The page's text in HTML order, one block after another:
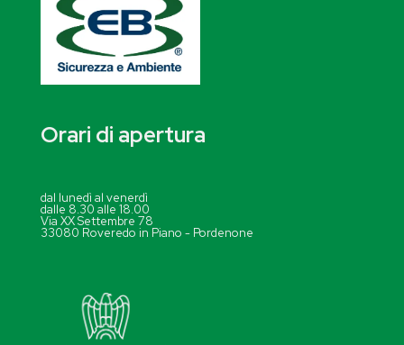
Orari di apertura
dal lunedì al venerdì
dalle 8.30 alle 18.00
Via XX Settembre 78
33080 Roveredo in Piano - Pordenone